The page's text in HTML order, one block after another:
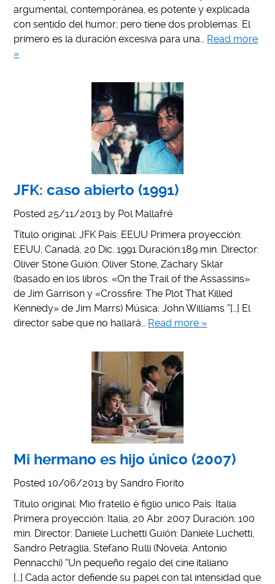
argumental, contemporánea, es potente y explicada
con sentido del humor; pero tiene dos problemas. El
primero es la duración excesiva para una… Read more
»
JFK: caso abierto (1991)
Posted 25/11/2013 by Pol Mallafré
Título original: JFK País: EEUU Primera proyección:
EEUU, Canadá, 20 Dic. 1991 Duración:189 min. Director:
Oliver Stone Guión: Oliver Stone, Zachary Sklar
(basado en los libros: «On the Trail of the Assassins»
de Jim Garrison y «Crossfire: The Plot That Killed
Kennedy» de Jim Marrs) Música: John Williams “[…] El
director sabe que no hallará… Read more »
Mi hermano es hijo único (2007)
Posted10/06/2013 bySandro Fiorito
Título original: Mio fratello è figlio unico País: Italia
Primera proyección: Italia, 20 Abr. 2007 Duración: 100
min. Director: Daniele Luchetti Guión: Daniele Luchetti,
Sandro Petraglia, Stefano Rulli (Novela: Antonio
Pennacchi) “Un pequeño regalo del cine italiano
[…] Cada actor defiende su papel con tal intensidad que